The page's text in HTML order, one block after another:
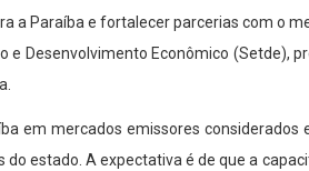
a Paraíba e fortalecer parcerias com o
e Desenvolvimento Econômico
em mercados emissores
estado. A expectativa é de que a